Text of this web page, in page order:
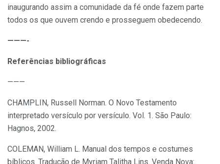
inaugurando assim a comunidade da fé onde fazem parte
todos os que ouvem crendo e prosseguem obedecendo.
———-
Referências bibliográficas
———
CHAMPLIN, Russell Norman. O Novo Testamento
interpretado versículo por versículo. Vol. 1. São Paulo:
Hagnos, 2002.
COLEMAN, William L. Manual dos tempos e costumes
bíblicos. Tradução de Myriam Talitha Lins. Venda Nova: